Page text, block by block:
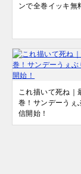
ンで全巻イッキ無
これ描いて死ね｜
巻！サンデーうぇ
信開始！